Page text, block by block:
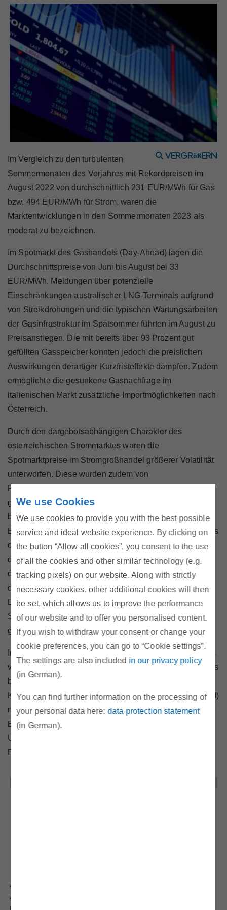
We use Cookies
We use cookies to provide you with the best possible
service and ideal website experience. By clicking on
the button “Allow all cookies”, you consent to the use
of all the cookies and other similar technology (e.g.
tracking pixels) on our website. Along with strictly
necessary cookies, other additional cookies will then
be set, which allows us to improve the performance
of our website and to offer you personalised content.
If you wish to withdraw your consent or change your
cookie preferences, you can go to “Cookie settings”.
The settings are also included in our privacy policy
(in German).
You can find further information on the processing of
your personal data here:data protection statement
(in German).
Marktteilnehmer
Über Uns
vergrößern
Im Vergleich zu den turbulenten
Sommermonaten des Vorjahres mit Rekordpreisen im
August 2022 von durchschnittlich 231 EUR/MWh für Gas
bzw. 494 EUR/MWh für Strom, waren die
Marktentwicklungen in den Sommermonaten 2023 als
moderat zu bezeichnen.
Im Spotmarkt des Gashandels (Day-Ahead) lagen die
Durchschnittspreise von Juni bis August bei 33
EUR/MWh. Meldungen über potenzielle
Einschränkungen australischer LNG-Terminals aufgrund
von Streikdrohungen und die typischen Wartungsarbeiten
der Gasinfrastruktur im Spätsommer führten im August zu
Preisanstiegen. Die mit bereits über 93 Prozent gut
gefüllten Gasspeicher konnten jedoch die preislichen
Auswirkungen derartiger Kurzfristeffekte dämpfen. Zudem
ermöglichte die gesunkene Gasnachfrage im
italienischen Markt zusätzliche Importmöglichkeiten nach
Österreich.
Durch den dargebotsabhängigen Charakter des
österreichischen Strommarktes waren die
Spotmarktpreise im Stromgroßhandel größerer Volatilität
unterworfen. Diese wurden zudem von
Preisschwankungen der europäischen CO2-Zertifikate
getrieben. Insgesamt etablierte sich im Zeitraum von Juni
bis August ein mittleres Preisniveau von etwa 90
EUR/MWh. In diesem Kontext ist auch zu erwähnen, dass
das österreichische Marktgebiet im August günstiger als
das deutsche Marktgebiet war. Seit der deutsch-
österreichischen Gebotszonentrennung im Jahr 2018 ist
dies erst der zweite Monat, in welchem das der Fall war.
Die gute Verfügbarkeit österreichischer
Speicherkraftwerke ermöglichte hierbei vor allem
günstigere Preise in den Nacht- und Spitzenlaststunden.
Im börslichen Terminhandel werden die Kontrakte für das
vierte Quartal 2023 derzeit bei etwa 45 EUR/MWh für Gas
bzw. 125 EUR/MWh für Strom gehandelt. Langfristigere
Kontrakte wie jene für das Gesamtjahr 2024 (Year-Ahead)
notieren bei beachtlichen 55 EUR/MWh für Gas bzw. 145
EUR/MWh für Strom und reflektieren somit weiterhin die
Unsicherheit der Marktakteure über zukünftige
Entwicklungen.
Abb.: Großhandelspreise in Österreich; Quellen: Strom Day-
Ahead Marktkopplungsauktion (EPEX Spot,